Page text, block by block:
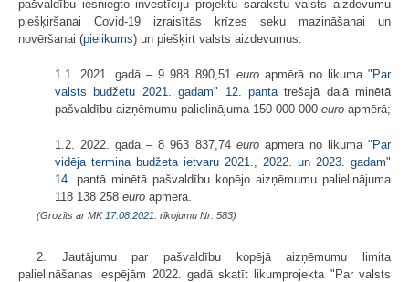
pašvaldību iesniegto investīciju projektu sarakstu valsts aizdevumu
piešķiršanai Covid-19 izraisītās krīzes seku mazināšanai un
novēršanai (pielikums) un piešķirt valsts aizdevumus:
1.1. 2021. gadā – 9 988 890,51 euroapmērā no likuma " Par
valsts budžetu 2021. gadam" 12. pantatrešajā daļā minētā
pašvaldību aizņēmumu palielinājuma 150 000 000 euro apmērā;
1.2. 2022. gadā – 8 963 837,74 euroapmērā no likuma " Par
vidēja termiņa budžeta ietvaru 2021., 2022. un 2023. gadam"
14.
pantā minētā pašvaldību kopējo aizņēmumu palielinājuma
118 138 258 euro apmērā.
(Grozīts ar MK 17.08.2021. rīkojumu Nr. 583)
2. Jautājumu par pašvaldību kopējā aizņēmumu limita
palielināšanas iespējām 2022. gadā skatīt likumprojekta "Par valsts